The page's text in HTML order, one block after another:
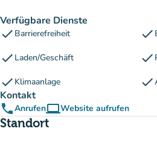
Verfügbare Dienste
check Barrierefreiheit check
check Laden/Geschäft check
check Klimaanlage check
Kontakt
phoneAnrufencomputerWebsite aufrufen
(new tab)
Standort